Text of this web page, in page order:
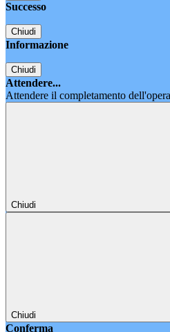
Successo
Chiudi
Informazione
Chiudi
Attendere...
Attendere il completamento
Chiudi
Chiudi
Conferma